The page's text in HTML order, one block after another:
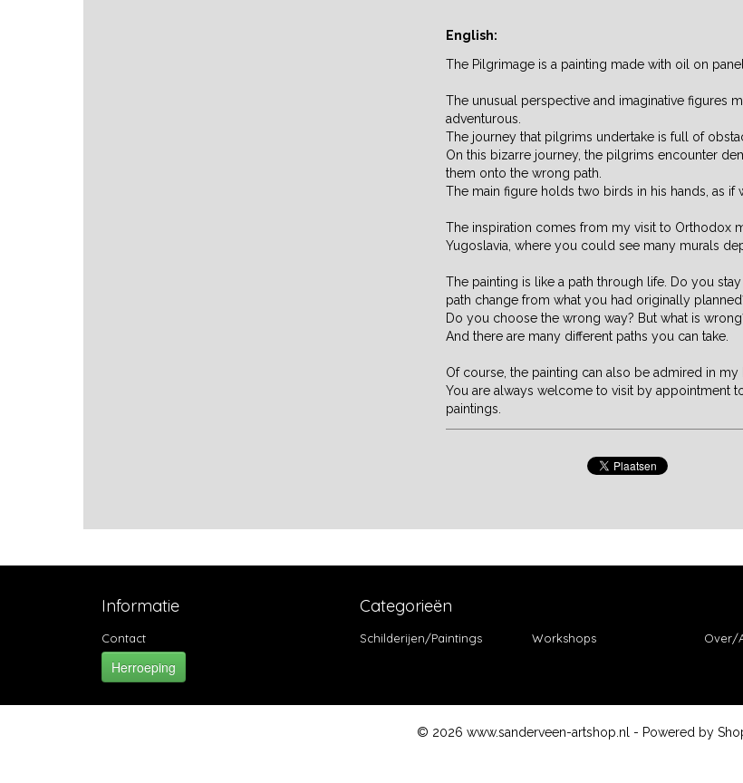
English:
The Pilgrimage is a painting made with oil on
The unusual perspective and imaginative figures
adventurous.
The journey that pilgrims undertake is full of
On this bizarre journey, the pilgrims encounter
them onto the wrong path.
The main figure holds two birds in his hands, as if
The inspiration comes from my visit to Orthodox
Yugoslavia, where you could see many murals
The painting is like a path through life. Do you
path change from what you had originally
Do you choose the wrong way? But what is
And there are many different paths you can take.
Of course, the painting can also be admired in my
You are always welcome to visit by appointment
paintings.
Informatie
Contact
Herroeping
Categorieën
Schilderijen/Paintings Workshops Over/
© 2026 www.sanderveen-artshop.nl - Powered by